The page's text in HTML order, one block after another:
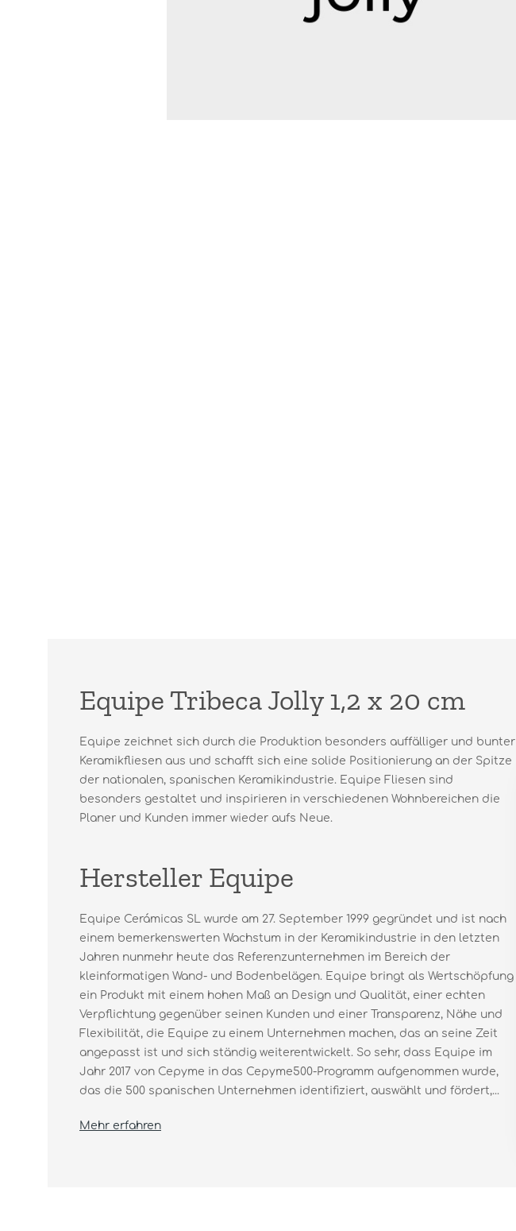
Equipe Tribeca Jolly 1,2 x 20 cm
Equipe zeichnet sich durch die Produktion besonders auffälliger und bunter
Keramikfliesen aus und schafft sich eine solide Positionierung an der Spitze
der nationalen, spanischen Keramikindustrie. Equipe Fliesen sind
besonders gestaltet und inspirieren in verschiedenen Wohnbereichen die
Planer und Kunden immer wieder aufs Neue.
Hersteller Equipe
Equipe Cerámicas SL wurde am 27. September 1999 gegründet und ist nach
einem bemerkenswerten Wachstum in der Keramikindustrie in den letzten
Jahren nunmehr heute das Referenzunternehmen im Bereich der
kleinformatigen Wand- und Bodenbelägen. Equipe bringt als Wertschöpfung
ein Produkt mit einem hohen Maß an Design und Qualität, einer echten
Verpflichtung gegenüber seinen Kunden und einer Transparenz, Nähe und
Flexibilität, die Equipe zu einem Unternehmen machen, das an seine Zeit
angepasst ist und sich ständig weiterentwickelt. So sehr, dass Equipe im
Jahr 2017 von Cepyme in das Cepyme500-Programm aufgenommen wurde,
das die 500 spanischen Unternehmen identifiziert, auswählt und fördert,...
Mehr erfahren